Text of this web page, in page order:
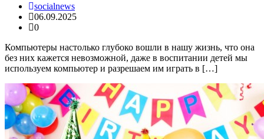
socialnews
06.09.2025
0
Компьютеры настолько глубоко вошли в нашу жизнь, что она
без них кажется невозможной, даже в воспитании детей мы
используем компьютер и разрешаем им играть в […]